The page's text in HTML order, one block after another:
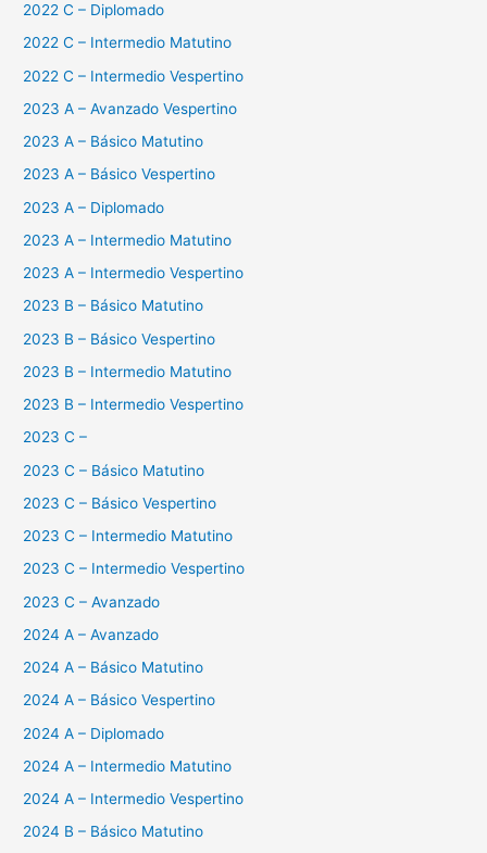
2022 C – Diplomado
2022 C – Intermedio Matutino
2022 C – Intermedio Vespertino
2023 A – Avanzado Vespertino
2023 A – Básico Matutino
2023 A – Básico Vespertino
2023 A – Diplomado
2023 A – Intermedio Matutino
2023 A – Intermedio Vespertino
2023 B – Básico Matutino
2023 B – Básico Vespertino
2023 B – Intermedio Matutino
2023 B – Intermedio Vespertino
2023 C –
2023 C – Básico Matutino
2023 C – Básico Vespertino
2023 C – Intermedio Matutino
2023 C – Intermedio Vespertino
2023 C – Avanzado
2024 A – Avanzado
2024 A – Básico Matutino
2024 A – Básico Vespertino
2024 A – Diplomado
2024 A – Intermedio Matutino
2024 A – Intermedio Vespertino
2024 B – Básico Matutino